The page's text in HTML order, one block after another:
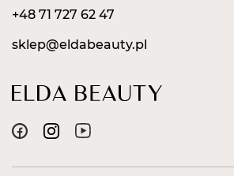
+48 71 727 62 47
sklep@eldabeauty.pl